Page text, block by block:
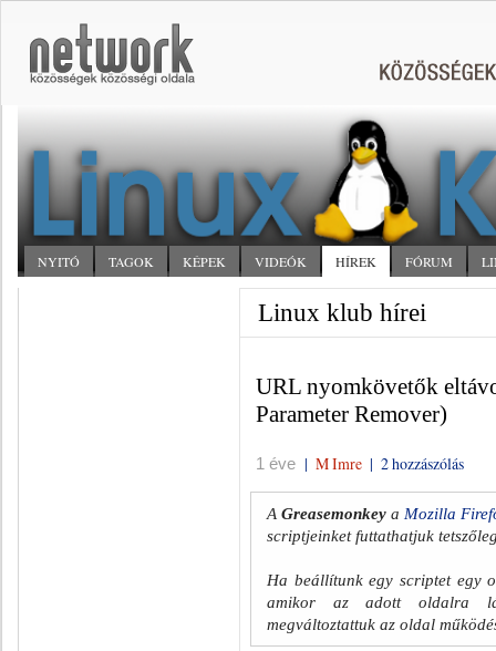
NYITÓ TAGOK KÉPEK VIDEÓK HÍREK FÓRUM
Linux klub hírei
URL nyomkövetők
Parameter Remover)
1 éve | M Imre | 2 hozzászólás
A Greasemonkey a Mozilla
scriptjeinket futtathatjuk
Ha beállítunk egy scriptet egy
amikor az adott oldalra
megváltoztattuk az oldal